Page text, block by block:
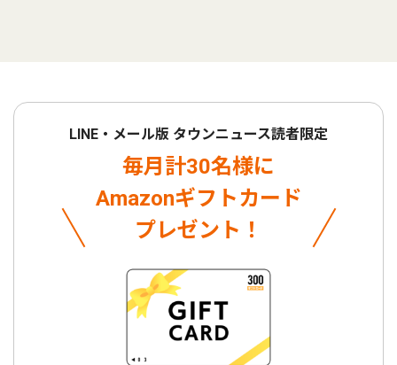
LINE・メール版 タウンニュース読者限定
毎月計30名様に
Amazonギフトカード
プレゼント！